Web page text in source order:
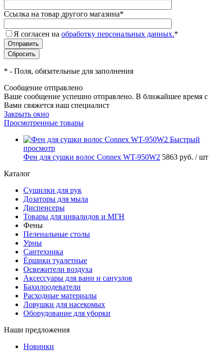
Ссылка на товар другого магазина*
Я согласен на обработку персональных данных.*
* - Поля, обязательные для заполнения
Сообщение отправлено
Ваше сообщение успешно отправлено. В ближайшее время с
Вами свяжется наш специалист
Закрыть окно
Просмотренные товары
Быстрый
просмотр
Фен для сушки волос Connex WT-950W2 5863 руб. / шт
Каталог
Сушилки для рук
Дозаторы для мыла
Диспенсеры
Товары для инвалидов и МГН
Фены
Пеленальные столы
Урны
Сантехника
Ёршики туалетные
Освежители воздуха
Аксессуары для ванн и санузлов
Бахилоодеватели
Расходные материалы
Ловушки для насекомых
Оборудование для уборки
Наши предложения
Новинки